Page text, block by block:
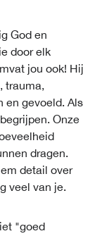
God en
door elk
jou ook! Hij
trauma,
en gevoeld. Als
Onze
dragen.
detail over
veel van je.
"goed